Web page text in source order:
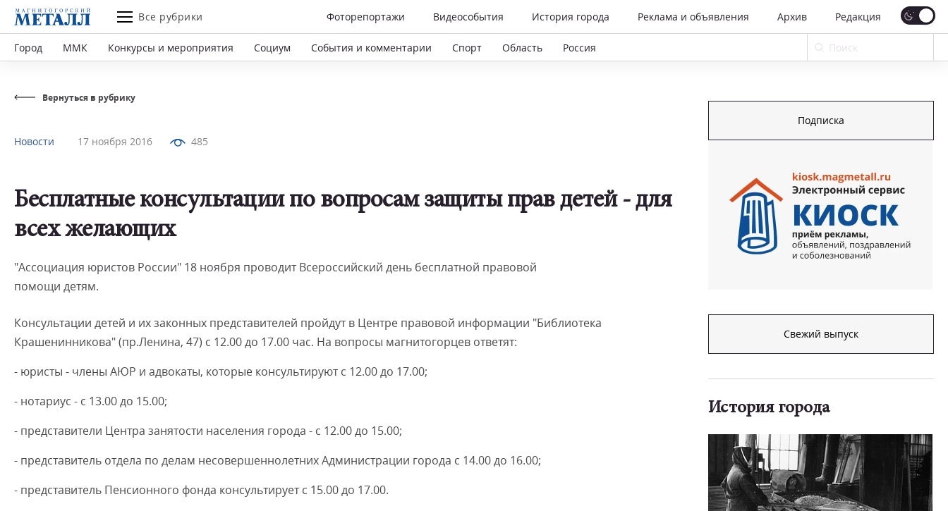
Все рубрики Фоторепортажи Видеособытия История города Реклама и объявления Архив Редакция
Город ММК Конкурсы и мероприятия Социум События и комментарии Спорт Область Россия
Вернуться в рубрику
Новости 17 ноября 2016 485
Бесплатные консультации по вопросам защиты прав детей - для
всех желающих
"Ассоциация юристов России" 18 ноября проводит Всероссийский день бесплатной правовой
помощи детям.
Консультации детей и их законных представителей пройдут в Центре правовой информации "Библиотека
Крашенинникова" (пр.Ленина, 47) с 12.00 до 17.00 час. На вопросы магнитогорцев ответят:
- юристы - члены АЮР и адвокаты, которые консультируют с 12.00 до 17.00;
- нотариус - с 13.00 до 15.00;
- представители Центра занятости населения города - с 12.00 до 15.00;
- представитель отдела по делам несовершеннолетних Администрации города с 14.00 до 16.00;
- представитель Пенсионного фонда консультирует с 15.00 до 17.00.
Подписка
Свежий выпуск
История города